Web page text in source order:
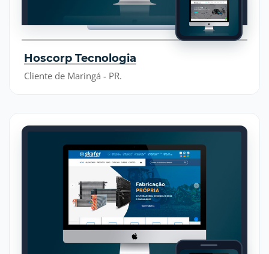
Hoscorp Tecnologia
Cliente de Maringá - PR.